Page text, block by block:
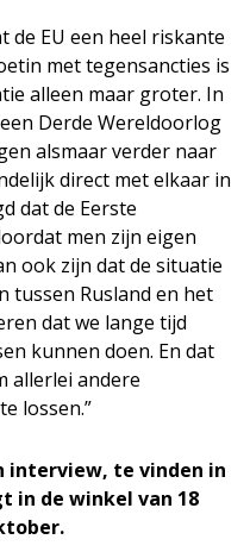
de EU een heel riskante
met tegensancties is
alleen maar groter. In
Derde Wereldoorlog
alsmaar verder naar
direct met elkaar in
dat de Eerste
men zijn eigen
ook zijn dat de situatie
tussen Rusland en het
dat we lange tijd
kunnen doen. En dat
allerlei andere
lossen.”
interview, te vinden in
in de winkel van 18
.